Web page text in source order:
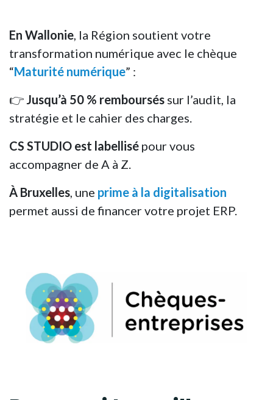
En Wallonie, la Région soutient votre
transformation numérique avec le chèque
“Maturité numérique” :
👉 Jusqu’à 50 % remboursés sur l’audit, la
stratégie et le cahier des charges.
CS STUDIO est labellisé pour vous
accompagner de A à Z.
À Bruxelles, une prime à la digitalisation
permet aussi de financer votre projet ERP.